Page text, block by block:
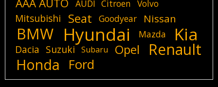
AUDI Citroen Volvo
Mitsubishi Seat Goodyear Nissan
BMW Hyundai Mazda Kia
Dacia Suzuki Subaru Opel Renault
Honda Ford